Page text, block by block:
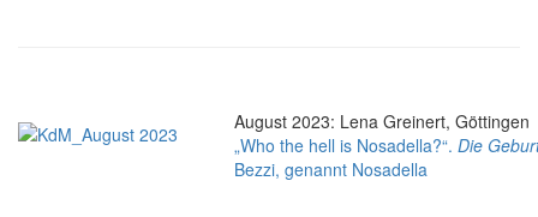
August 2023: Lena Greinert, Göttingen
„Who the hell is Nosadella?“. Die
Bezzi, genannt Nosadella